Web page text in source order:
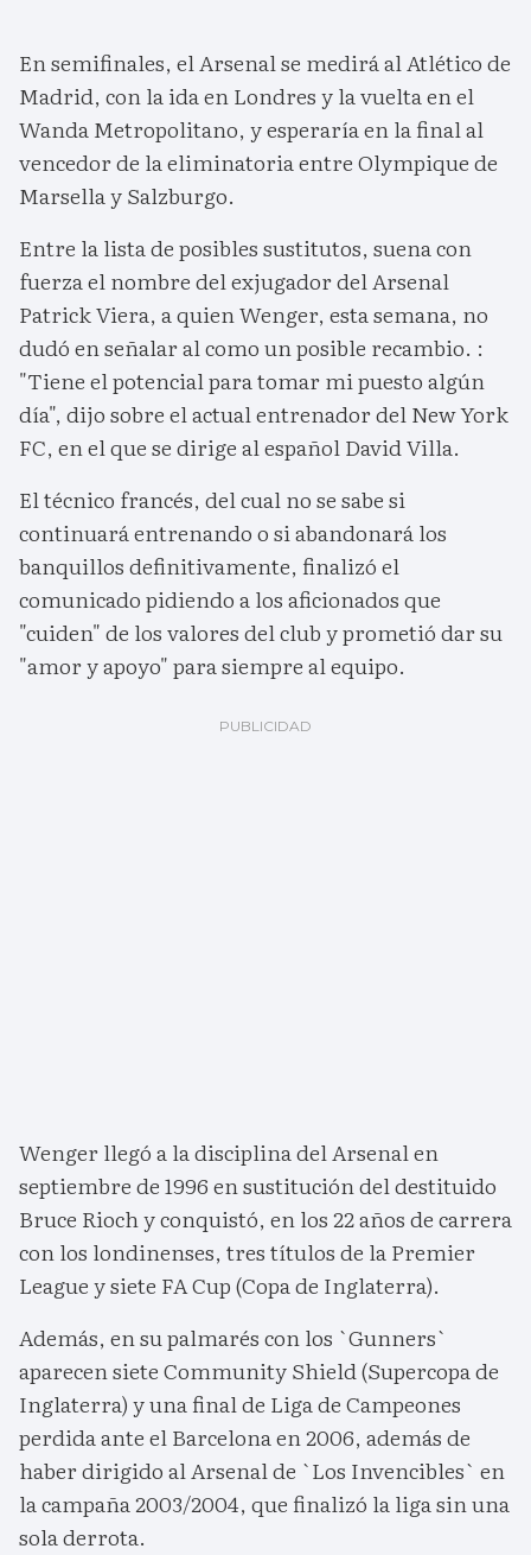
En semifinales, el Arsenal se medirá al Atlético de
Madrid, con la ida en Londres y la vuelta en el
Wanda Metropolitano, y esperaría en la final al
vencedor de la eliminatoria entre Olympique de
Marsella y Salzburgo.
Entre la lista de posibles sustitutos, suena con
fuerza el nombre del exjugador del Arsenal
Patrick Viera, a quien Wenger, esta semana, no
dudó en señalar al como un posible recambio. :
"Tiene el potencial para tomar mi puesto algún
día", dijo sobre el actual entrenador del New York
FC, en el que se dirige al español David Villa.
El técnico francés, del cual no se sabe si
continuará entrenando o si abandonará los
banquillos definitivamente, finalizó el
comunicado pidiendo a los aficionados que
"cuiden" de los valores del club y prometió dar su
"amor y apoyo" para siempre al equipo.
Wenger llegó a la disciplina del Arsenal en
septiembre de 1996 en sustitución del destituido
Bruce Rioch y conquistó, en los 22 años de carrera
con los londinenses, tres títulos de la Premier
League y siete FA Cup (Copa de Inglaterra).
Además, en su palmarés con los `Gunners`
aparecen siete Community Shield (Supercopa de
Inglaterra) y una final de Liga de Campeones
perdida ante el Barcelona en 2006, además de
haber dirigido al Arsenal de `Los Invencibles` en
la campaña 2003/2004, que finalizó la liga sin una
sola derrota.